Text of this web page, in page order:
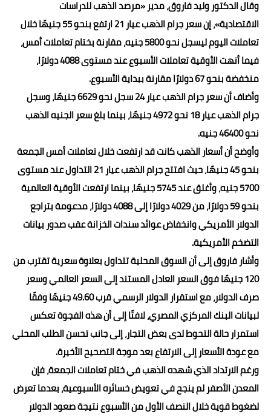
وقال الدكتور وليد فاروق، مدير «مرصد الذهب للدراسات
الاقتصادية»، إن سعر جرام الذهب عيار 21 ارتفع بنحو 55 جنيهًا خلال
تعاملات اليوم ليسجل نحو 5800 جنيه، مقارنة بختام تعاملات أمس،
فيما أنهت الأوقية تعاملات الأسبوع عند مستوى 4088 دولارًا،
منخفضة بنحو 67 دولارًا مقارنة ببداية الأسبوع.
وأضاف أن سعر جرام الذهب عيار 24 سجل نحو 6629 جنيهًا، وسجل
جرام الذهب عيار 18 نحو 4972 جنيهًا، بينما بلغ سعر الجنيه الذهب
نحو 46400 جنيه.
وأوضح أن أسعار الذهب كانت قد ارتفعت خلال تعاملات أمس الجمعة
بنحو 45 جنيهًا، حيث افتتح جرام الذهب عيار 21 التداول عند مستوى
5700 جنيه، وأغلق عند 5745 جنيهًا، بينما ارتفعت الأوقية العالمية
بنحو 59 دولارًا، من 4029 دولارًا إلى 4088 دولارًا، مدعومة بتراجع
الدولار الأمريكي وانخفاض عوائد سندات الخزانة عقب صدور بيانات
التضخم الأمريكية.
وأشار فاروق إلى أن السوق المحلية تتداول بعلاوة سعرية تقترب من
120 جنيهًا فوق السعر العادل المستند إلى السعر العالمي وسعر
صرف الدولار، مع استقرار الدولار الرسمي قرب 49.60 جنيهًا وفقًا
لبيانات البنك المركزي المصري، لافتًا إلى أن هذه الفجوة تعكس
استمرار حالة التحوط لدى بعض التجار، إلى جانب تحسن الطلب المحلي
مع عودة الأسعار إلى الارتفاع بعد موجة التصحيح الأخيرة.
ورغم الارتداد الذي شهده الذهب في ختام تعاملات الجمعة، فإن
المعدن الأصفر لم ينجح في تعويض خسائره الأسبوعية، بعدما تعرض
لضغوط قوية خلال النصف الأول من الأسبوع نتيجة صعود الدولار